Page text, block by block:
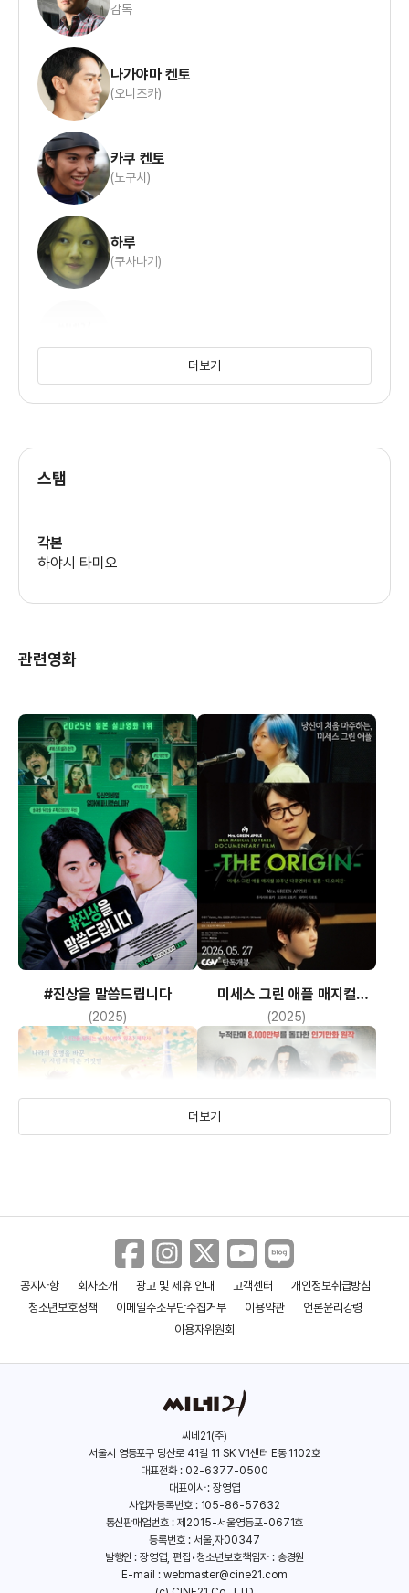
'역시 될 놈은 어찌해도 되는구나' 라는 생각이 들었다.
물론 오니츠카는 '인생 그대로의 나를 인정하는 것이 시작이다.'
라고
끝까지 외치면서 끝난다.
사람이 느끼는 행복의 크기나 꿈의 크기, 가치는 물론 전부 다르다.
게다가 인생은 때론 전혀 뜻하지 않게 흘러가기도 한다.
꼭 생각했던 대로 해서 인생이 행복하단 뜻은 아니기도 하지만,
뭔가 마지막엔 아쉬운 점이 많이 들었다.
하지만 내 마음속에선 그래도 끝까지 맡은 바 꿈을 위해 전진하는
그래서 늘 엉뚱하면서 쉽게 원하는 걸 얻는 그런 노구치에게
감독
나가야마 켄토
(오니즈카)
카쿠 켄토
(노구치)
하루
(쿠사나기)
더보기
스탭
각본
하야시 타미오
관련영화
#진상을 말씀드립니다
(2025)
미세스 그린 애플 매지컬
10주년 다큐멘터리 필름 ~디
오리진~
(2025)
금의 나라 물의 나라 도쿄 리벤저스2: 결전
더보기
공지사항 회사소개 광고 및 제휴 안내 고객센터
개인정보취급방침
청소년보호정책
이메일주소무단수집거부 이용약관
언론윤리강령
이용자위원회
씨네21(주)
서울시 영등포구 당산로 41길 11 SK V1센터 E동 1102호
대표전화 : 02-6377-0500
대표이사 : 장영엽
사업자등록번호 : 105-86-57632
통신판매업번호 : 제2015-서울영등포-0671호
등록번호 : 서울,자00347
발행인 : 장영엽, 편집•청소년보호책임자 : 송경원
E-mail : webmaster@cine21.com